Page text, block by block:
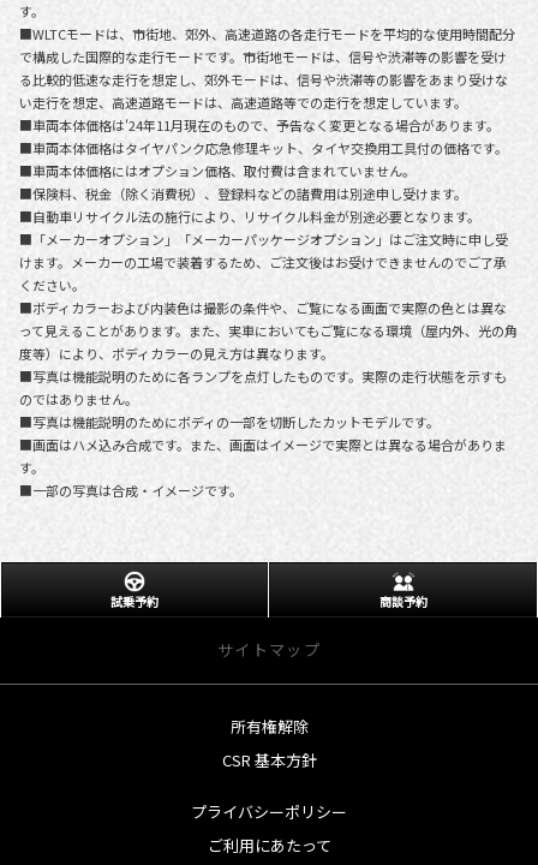
す。
■WLTCモードは、市街地、郊外、高速道路の各走行モードを平均的な使用時間配分
で構成した国際的な走行モードです。市街地モードは、信号や渋滞等の影響を受け
る比較的低速な走行を想定し、郊外モードは、信号や渋滞等の影響をあまり受けな
い走行を想定、高速道路モードは、高速道路等での走行を想定しています。
■車両本体価格は'24年11月現在のもので、予告なく変更となる場合があります。
■車両本体価格はタイヤパンク応急修理キット、タイヤ交換用工具付の価格です。
■車両本体価格にはオプション価格、取付費は含まれていません。
■保険料、税金（除く消費税）、登録料などの諸費用は別途申し受けます。
■自動車リサイクル法の施行により、リサイクル料金が別途必要となります。
■「メーカーオプション」「メーカーパッケージオプション」はご注文時に申し受
けます。メーカーの工場で装着するため、ご注文後はお受けできませんのでご了承
ください。
■ボディカラーおよび内装色は撮影の条件や、ご覧になる画面で実際の色とは異な
って見えることがあります。また、実車においてもご覧になる環境（屋内外、光の角
度等）により、ボディカラーの見え方は異なります。
■写真は機能説明のために各ランプを点灯したものです。実際の走行状態を示すも
のではありません。
■写真は機能説明のためにボディの一部を切断したカットモデルです。
■画面はハメ込み合成です。また、画面はイメージで実際とは異なる場合がありま
す。
■一部の写真は合成・イメージです。
試乗予約 商談予約
サイトマップ
所有権解除
CSR 基本方針
プライバシーポリシー
ご利用にあたって